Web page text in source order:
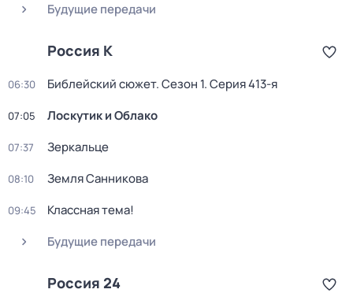
Будущие передачи
Россия К
06:30 Библейский сюжет. Сезон 1. Серия 413-я
07:05 Лоскутик и Облако
07:37 Зеркальце
08:10 Земля Санникова
09:45
Классная тема!
Будущие передачи
Россия 24